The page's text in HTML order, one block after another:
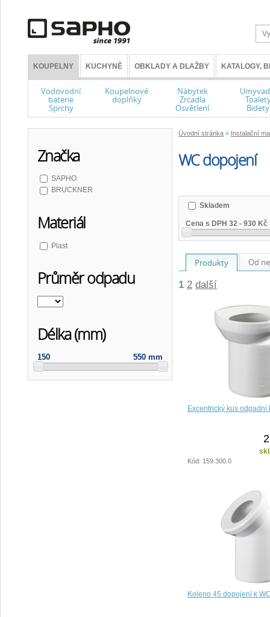
KOUPELNY KUCHYNĚ OBKLADY A DLAŽBY KATALOGY,
Vodovodní
baterie
Sprchy
Koupelnové
doplňky
Nábytek
Zrcadla
Osvětlení Bidety
Úvodní stránka » Instalační
WC dopojení
Značka
SAPHO
BRUCKNER
Materiál
Plast
Průměr odpadu
Délka (mm)
150 550 mm
Skladem
Cena s DPH 32 - 930 Kč
Produkty Od
1 2 další
Excentrický kus odpadní
Kód: 159.300.0
Koleno 45 dopojení k